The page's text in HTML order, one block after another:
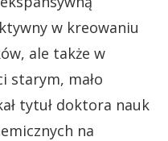
w kreowaniu
ale także w
starym, mało
tytuł doktora nauk
na